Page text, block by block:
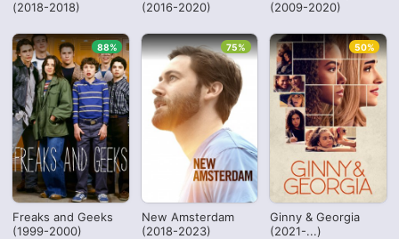
(2018-2018)
(2016-2020)
(2009-2020)
Freaks and Geeks
(1999-2000)
88%
New Amsterdam
(2018-2023)
75%
Ginny & Georgia
(2021-...)
50%